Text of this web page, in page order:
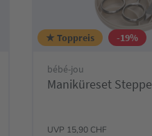
★ Toppreis -19%
bébé-jou
Maniküreset Steppe
UVP 15,90 CHF